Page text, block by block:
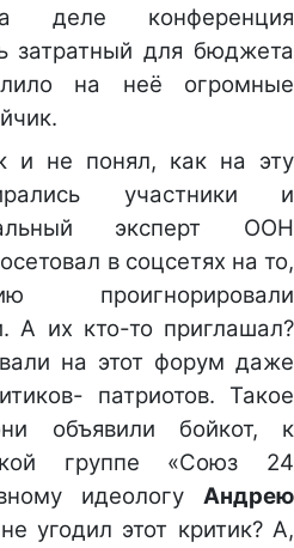
деле конференция
затратный для бюджета
на неё огромные
и не понял, как на эту
участники и
эксперт ООН
в соцсетях на то,
проигнорировали
А их кто-то приглашал?
на этот форум даже
патриотов. Такое
объявили бойкот, к
группе «Союз 24
идеологу Андрею
угодил этот критик? А,